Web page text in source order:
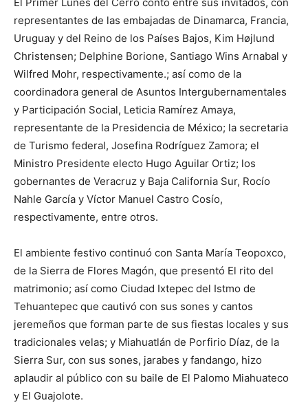
representantes de las embajadas de Dinamarca, Francia,
Uruguay y del Reino de los Países Bajos, Kim Højlund
Christensen; Delphine Borione, Santiago Wins Arnabal y
Wilfred Mohr, respectivamente.; así como de la
coordinadora general de Asuntos Intergubernamentales
y Participación Social, Leticia Ramírez Amaya,
representante de la Presidencia de México; la secretaria
de Turismo federal, Josefina Rodríguez Zamora; el
Ministro Presidente electo Hugo Aguilar Ortiz; los
gobernantes de Veracruz y Baja California Sur, Rocío
Nahle García y Víctor Manuel Castro Cosío,
respectivamente, entre otros.
El ambiente festivo continuó con Santa María Teopoxco,
de la Sierra de Flores Magón, que presentó El rito del
matrimonio; así como Ciudad Ixtepec del Istmo de
Tehuantepec que cautivó con sus sones y cantos
jeremeños que forman parte de sus fiestas locales y sus
tradicionales velas; y Miahuatlán de Porfirio Díaz, de la
Sierra Sur, con sus sones, jarabes y fandango, hizo
aplaudir al público con su baile de El Palomo Miahuateco
y El Guajolote.